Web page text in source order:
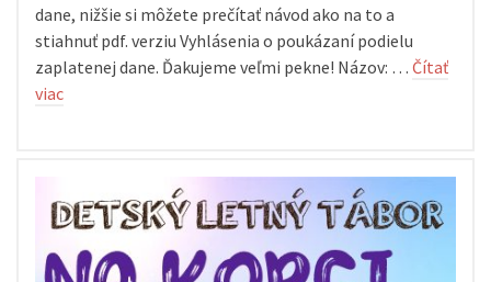
dane, nižšie si môžete prečítať návod ako na to a
stiahnuť pdf. verziu Vyhlásenia o poukázaní podielu
zaplatenej dane. Ďakujeme veľmi pekne! Názov: … Čítať
viac